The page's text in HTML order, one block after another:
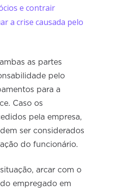
e contrair
a crise causada pelo
as partes
pelo
para a
Caso os
pela empresa,
ser considerados
do funcionário.
arcar com o
empregado em